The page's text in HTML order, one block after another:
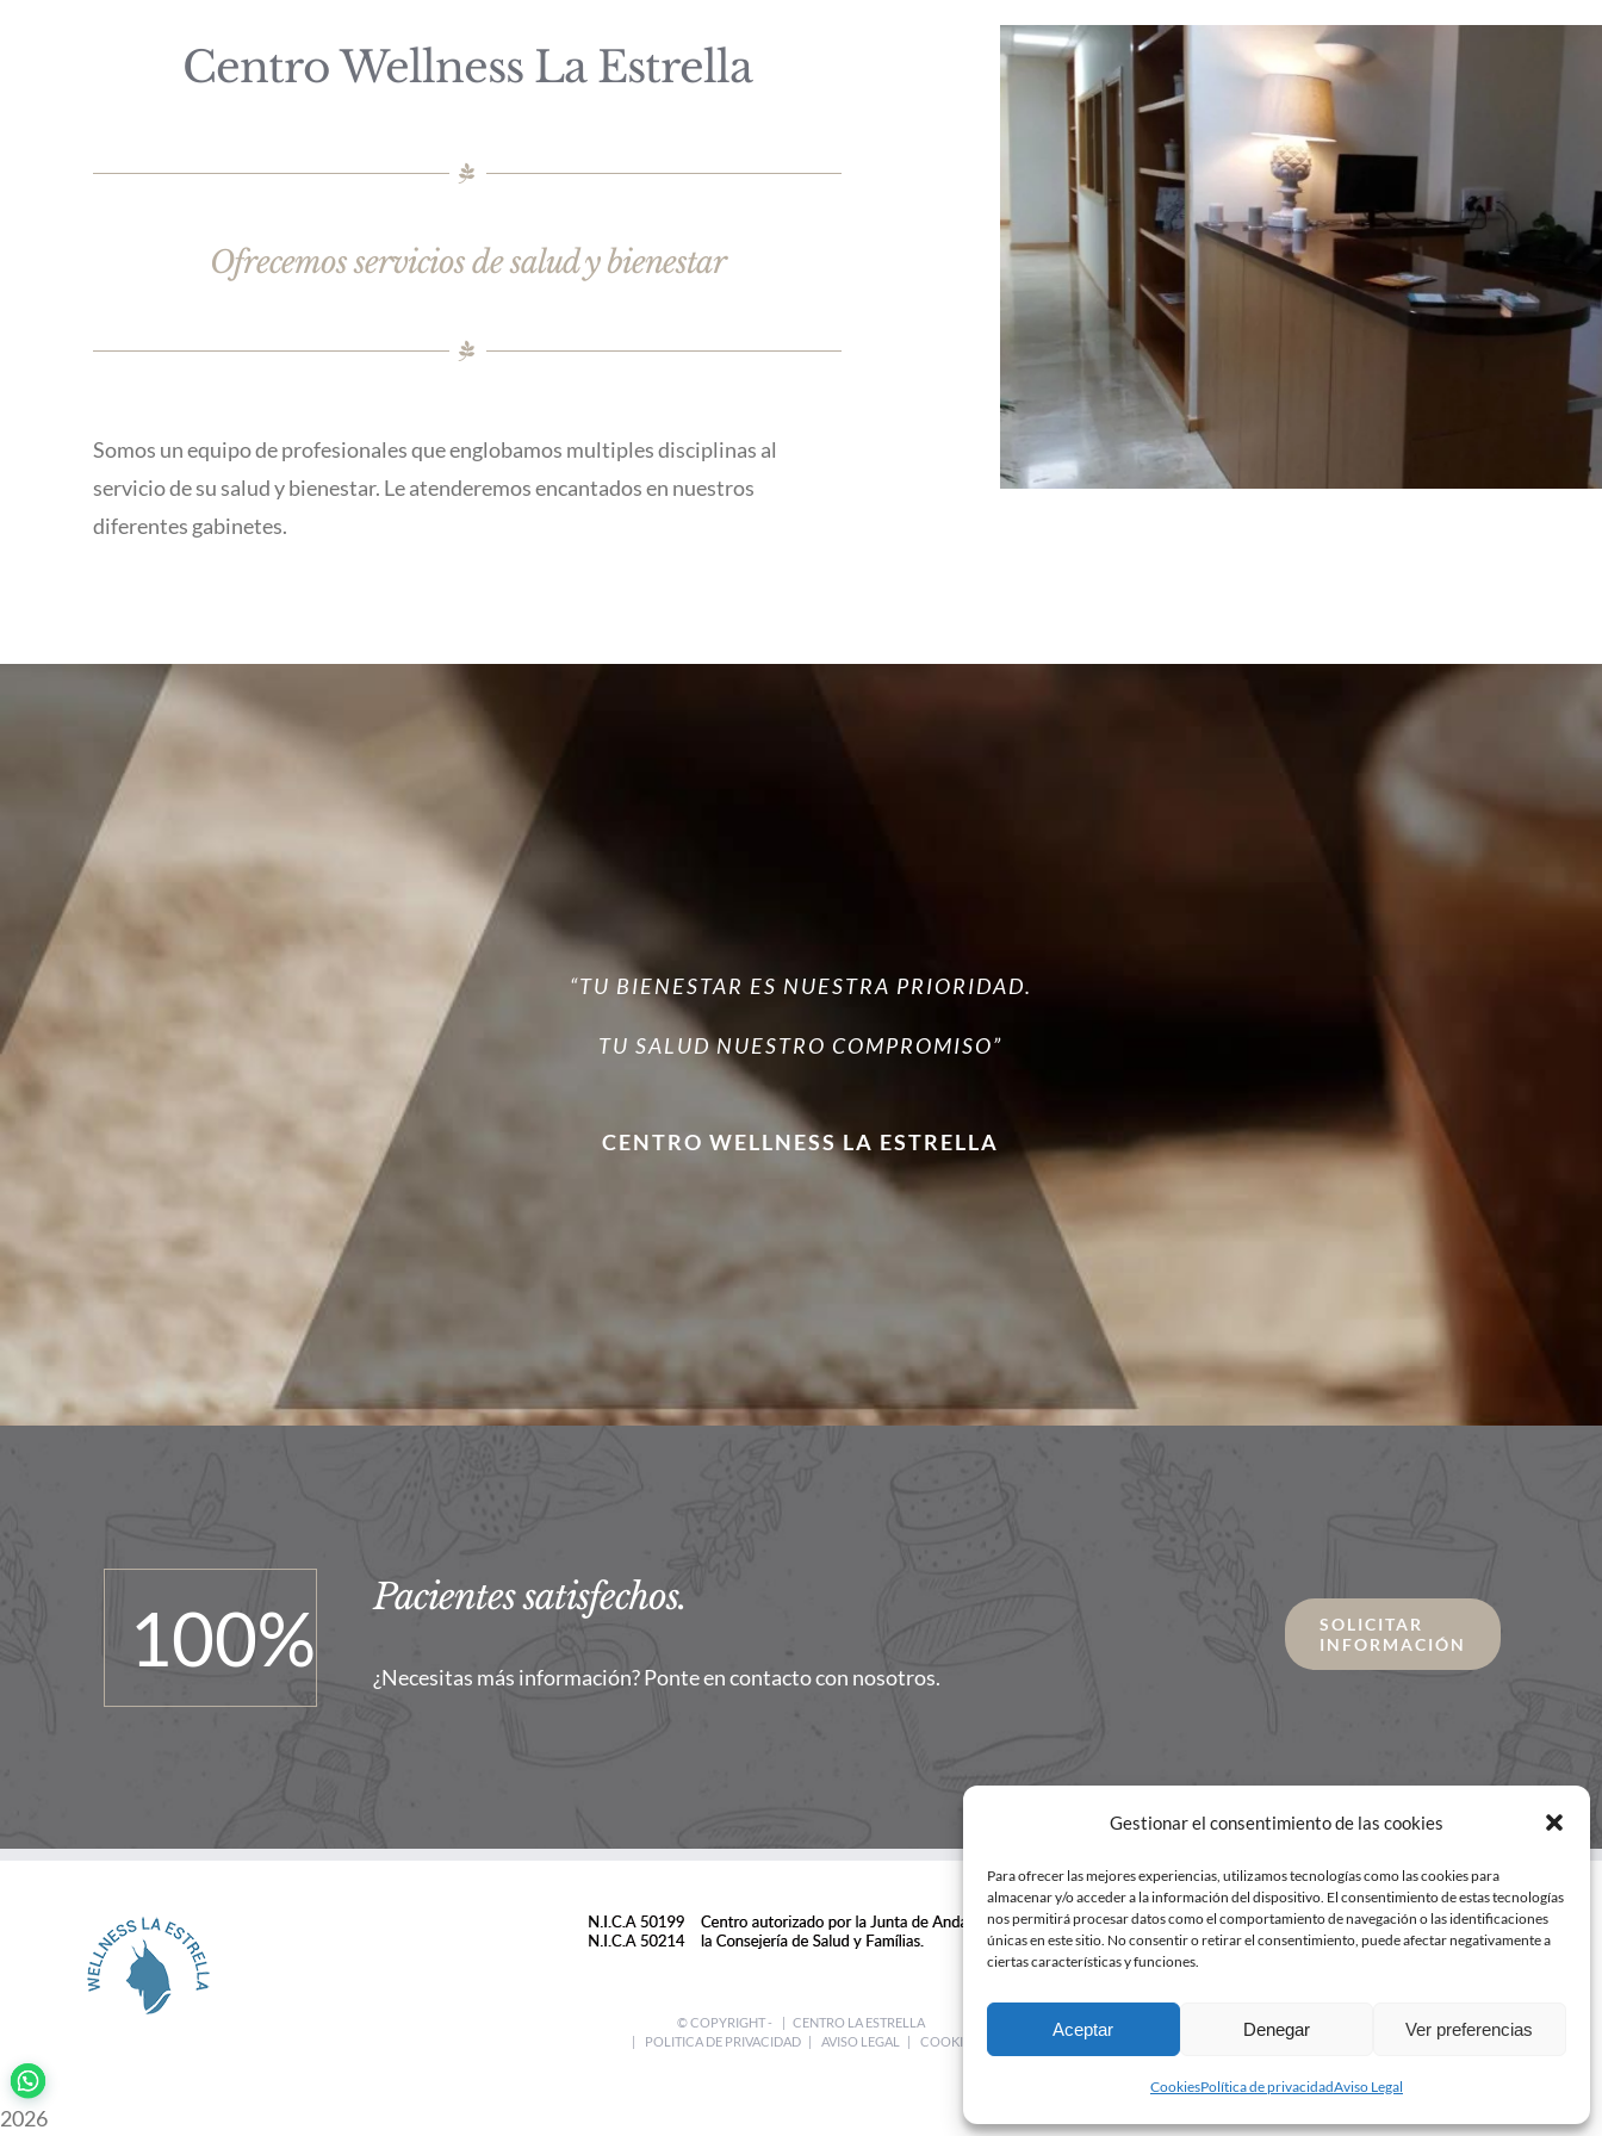
Gestionar el consentimiento de las cookies
Para ofrecer las mejores experiencias, utilizamos tecnologías como las cookies para
almacenar y/o acceder a la información del dispositivo. El consentimiento de estas tecnologías
nos permitirá procesar datos como el comportamiento de navegación o las identificaciones
únicas en este sitio. No consentir o retirar el consentimiento, puede afectar negativamente a
ciertas características y funciones.
Aceptar Denegar Ver preferencias
CookiesPolítica de privacidadAviso Legal
Centro Wellness La Estrella
Ofrecemos servicios de salud y bienestar
Somos un equipo de profesionales que englobamos multiples disciplinas al
servicio de su salud y bienestar. Le atenderemos encantados en nuestros
diferentes gabinetes.
“TU BIENESTAR ES NUESTRA PRIORIDAD.
TU SALUD NUESTRO COMPROMISO”
CENTRO WELLNESS LA ESTRELLA
100% Pacientes satisfechos.
¿Necesitas más información? Ponte en contacto con nosotros.
SOLICITAR
INFORMACIÓN
© COPYRIGHT -
| CENTRO LA ESTRELLA
| POLITICA DE PRIVACIDAD| AVISO LEGAL | COOKIES
2026